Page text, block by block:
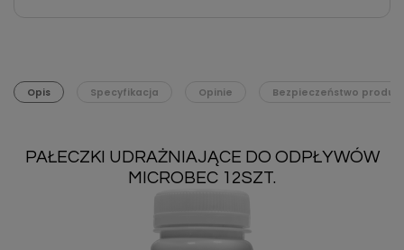
Opis Specyfikacja Opinie Bezpieczeństwo
PAŁECZKI UDRAŻNIAJĄCE DO ODPŁYWÓW
MICROBEC 12SZT.